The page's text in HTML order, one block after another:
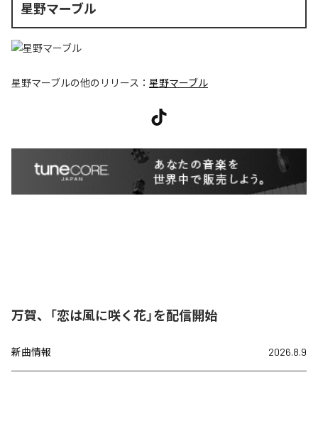
星野マーブル
星野マーブルの他のリリース： 星野マーブル
万賀、「恋は風に咲く花」を配信開始
新曲情報 2026.8.9